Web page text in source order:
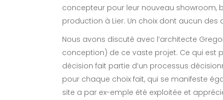
concepteur pour leur nouveau showroom,
production à Lier. Un choix dont aucun des
Nous avons discuté avec l’architecte
conception) de ce vaste projet. Ce qui est
décision fait partie d’un processus
pour chaque choix fait, qui se manifeste
site a par ex-emple été exploitée et